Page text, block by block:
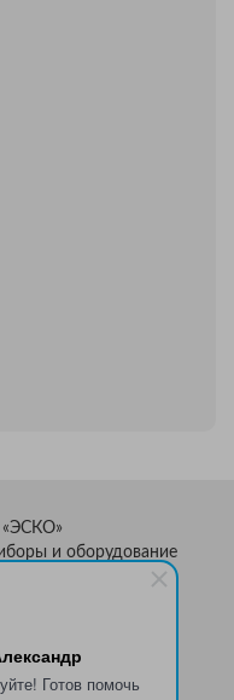
Готов помочь
и оборудование
08-81